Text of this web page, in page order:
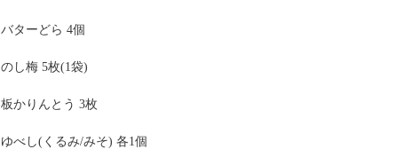
バターどら 4個
のし梅 5枚(1袋)
板かりんとう 3枚
ゆべし(くるみ/みそ) 各1個